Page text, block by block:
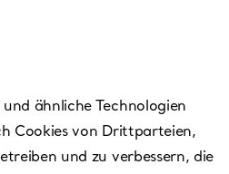
la Paix
ähnliche Technologien
Cookies von Drittparteien,
und zu verbessern, die